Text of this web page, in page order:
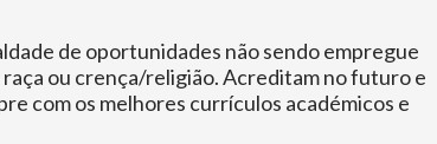
de oportunidades não sendo empregue
ou crença/religião. Acreditam no futuro e
com os melhores currículos académicos e